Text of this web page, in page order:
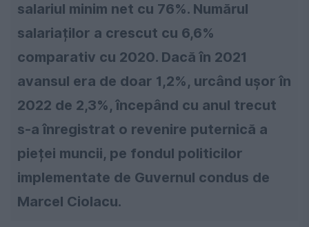
salariul minim net cu 76%. Numărul
salariaților a crescut cu 6,6%
comparativ cu 2020. Dacă în 2021
avansul era de doar 1,2%, urcând ușor în
2022 de 2,3%, începând cu anul trecut
s-a înregistrat o revenire puternică a
pieței muncii, pe fondul politicilor
implementate de Guvernul condus de
Marcel Ciolacu.